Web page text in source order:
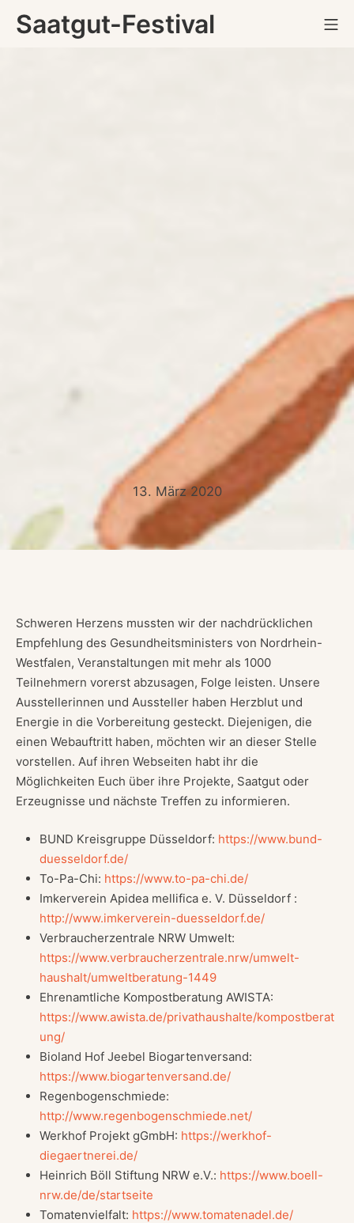
InhaltSaatgut-Festival
Ausstellerli
ste 2020
13. März 202017.
Dezember
Schweren Herzens mussten wir der nachdrücklichen
Empfehlung des Gesundheitsministers von Nordrhein-
Westfalen, Veranstaltungen mit mehr als 1000
Teilnehmern vorerst abzusagen, Folge leisten. Unsere
Ausstellerinnen und Aussteller haben Herzblut und
Energie in die Vorbereitung gesteckt. Diejenigen, die
einen Webauftritt haben, möchten wir an dieser Stelle
vorstellen. Auf ihren Webseiten habt ihr die
Möglichkeiten Euch über ihre Projekte, Saatgut oder
Erzeugnisse und nächste Treffen zu informieren.
BUND Kreisgruppe Düsseldorf: https://www.bund-
duesseldorf.de/
To-Pa-Chi: https://www.to-pa-chi.de/
Imkerverein Apidea mellifica e. V. Düsseldorf :
http://www.imkerverein-duesseldorf.de/
Verbraucherzentrale NRW Umwelt:
https://www.verbraucherzentrale.nrw/umwelt-
haushalt/umweltberatung-1449
Ehrenamtliche Kompostberatung AWISTA:
https://www.awista.de/privathaushalte/kompostberat
ung/
Bioland Hof Jeebel Biogartenversand:
https://www.biogartenversand.de/
Regenbogenschmiede:
http://www.regenbogenschmiede.net/
Werkhof Projekt gGmbH: https://werkhof-
diegaertnerei.de/
Heinrich Böll Stiftung NRW e.V.: https://www.boell-
nrw.de/de/startseite
Tomatenvielfalt: https://www.tomatenadel.de/